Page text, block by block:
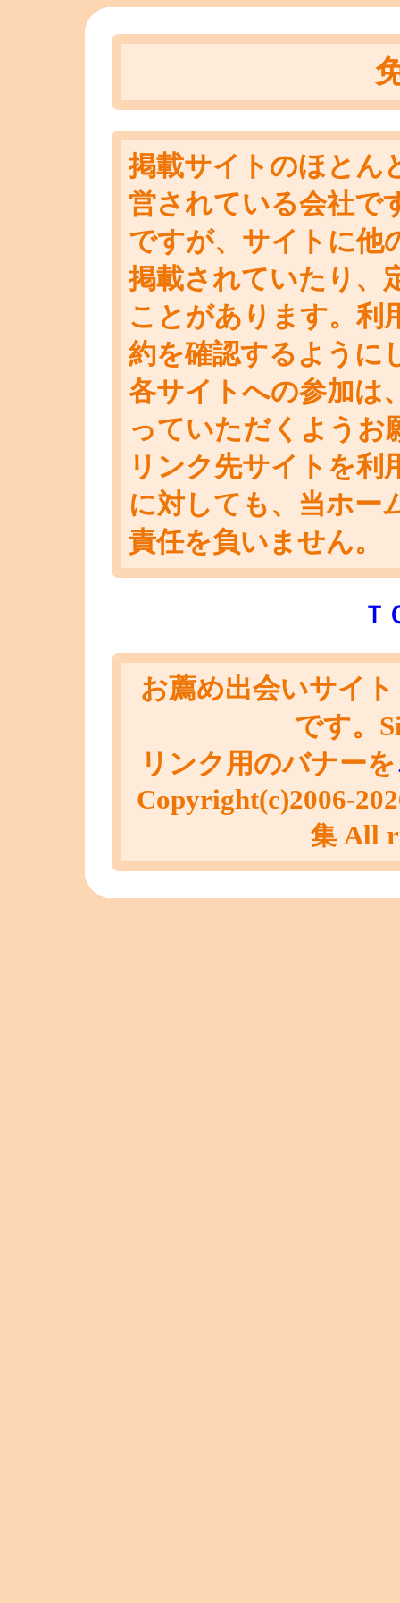
掲載サイトのほとん
営されている会社で
ですが、サイトに他
掲載されていたり、
ことがあります。利
約を確認するように
各サイトへの参加は
っていただくようお
リンク先サイトを利
に対しても、当ホー
責任を負いません。
Ｔ
お薦め出会いサイ
です。
リンク用のバナーを
Copyright(c)2006-
集All